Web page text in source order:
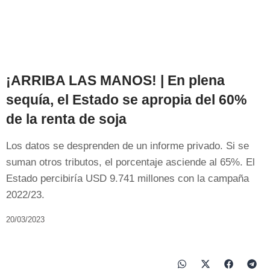
¡ARRIBA LAS MANOS! | En plena
sequía, el Estado se apropia del 60%
de la renta de soja
Los datos se desprenden de un informe privado. Si se
suman otros tributos, el porcentaje asciende al 65%. El
Estado percibiría USD 9.741 millones con la campaña
2022/23.
20/03/2023